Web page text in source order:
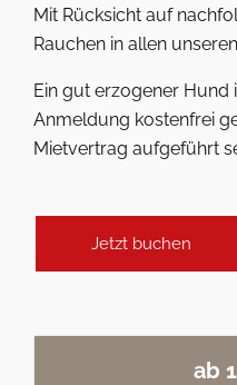
Mit Rücksicht auf
Rauchen in allen
Ein gut erzogener Hund
Anmeldung kostenfrei
Mietvertrag aufgeführt
Jetzt buchen
ab